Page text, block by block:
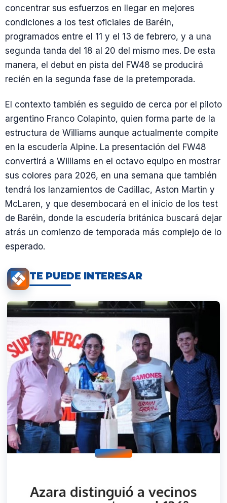
concentrar sus esfuerzos en llegar en mejores
condiciones a los test oficiales de Baréin,
programados entre el 11 y el 13 de febrero, y a una
segunda tanda del 18 al 20 del mismo mes. De esta
manera, el debut en pista del FW48 se producirá
recién en la segunda fase de la pretemporada.
El contexto también es seguido de cerca por el piloto
argentino Franco Colapinto, quien forma parte de la
estructura de Williams aunque actualmente compite
en la escudería Alpine. La presentación del FW48
convertirá a Williams en el octavo equipo en mostrar
sus colores para 2026, en una semana que también
tendrá los lanzamientos de Cadillac, Aston Martin y
McLaren, y que desembocará en el inicio de los test
de Baréin, donde la escudería británica buscará dejar
atrás un comienzo de temporada más complejo de lo
esperado.
TE PUEDE INTERESAR